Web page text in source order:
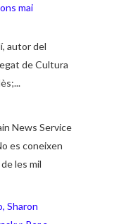
mai
autor del
de Cultura
News Service
es coneixen
les mil
Sharon